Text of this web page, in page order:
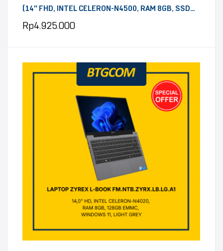
(14″ FHD, INTEL CELERON-N4500, RAM 8GB, SSD
PEACOCK BLUE)
Rp4.925.000